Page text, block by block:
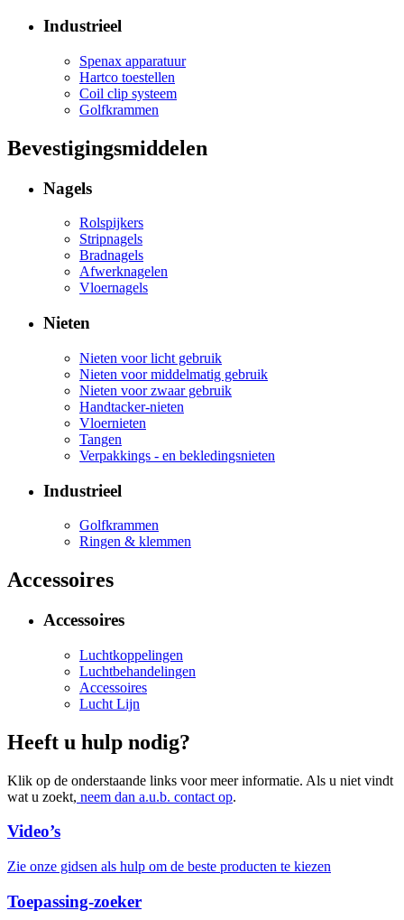
Industrieel
Spenax apparatuur
Hartco toestellen
Coil clip systeem
Golfkrammen
Bevestigingsmiddelen
Nagels
Rolspijkers
Stripnagels
Bradnagels
Afwerknagelen
Vloernagels
Nieten
Nieten voor licht gebruik
Nieten voor middelmatig gebruik
Nieten voor zwaar gebruik
Handtacker-nieten
Vloernieten
Tangen
Verpakkings - en bekledingsnieten
Industrieel
Golfkrammen
Ringen & klemmen
Accessoires
Accessoires
Luchtkoppelingen
Luchtbehandelingen
Accessoires
Lucht Lijn
Heeft u hulp nodig?
Klik op de onderstaande links voor meer informatie. Als u niet vindt
wat u zoekt, neem dan a.u.b. contact op.
Video’s
Zie onze gidsen als hulp om de beste producten te kiezen
Toepassing-zoeker